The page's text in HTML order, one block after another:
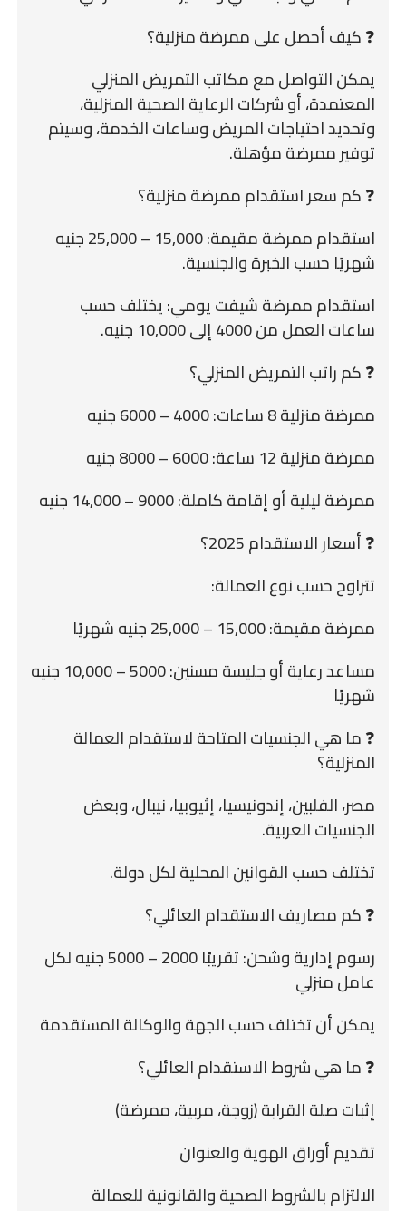
❓ كيف أحصل على ممرضة منزلية؟
يمكن التواصل مع مكاتب التمريض المنزلي
المعتمدة، أو شركات الرعاية الصحية المنزلية،
وتحديد احتياجات المريض وساعات الخدمة، وسيتم
توفير ممرضة مؤهلة.
❓ كم سعر استقدام ممرضة منزلية؟
استقدام ممرضة مقيمة: 15,000 – 25,000 جنيه
شهريًا حسب الخبرة والجنسية.
استقدام ممرضة شيفت يومي: يختلف حسب
ساعات العمل من 4000 إلى 10,000 جنيه.
❓ كم راتب التمريض المنزلي؟
ممرضة منزلية 8 ساعات: 4000 – 6000 جنيه
ممرضة منزلية 12 ساعة: 6000 – 8000 جنيه
ممرضة ليلية أو إقامة كاملة: 9000 – 14,000 جنيه
❓ أسعار الاستقدام 2025؟
تتراوح حسب نوع العمالة:
ممرضة مقيمة: 15,000 – 25,000 جنيه شهريًا
مساعد رعاية أو جليسة مسنين: 5000 – 10,000 جنيه
شهريًا
❓ ما هي الجنسيات المتاحة لاستقدام العمالة
المنزلية؟
مصر، الفلبين، إندونيسيا، إثيوبيا، نيبال، وبعض
الجنسيات العربية.
تختلف حسب القوانين المحلية لكل دولة.
❓ كم مصاريف الاستقدام العائلي؟
رسوم إدارية وشحن: تقريبًا 2000 – 5000 جنيه لكل
عامل منزلي
يمكن أن تختلف حسب الجهة والوكالة المستقدمة
❓ ما هي شروط الاستقدام العائلي؟
إثبات صلة القرابة (زوجة، مربية، ممرضة)
تقديم أوراق الهوية والعنوان
الالتزام بالشروط الصحية والقانونية للعمالة